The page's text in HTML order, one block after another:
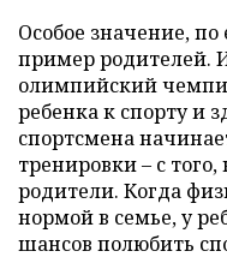
Особое значение,
пример родителей.
олимпийский
ребенка к спорту и
спортсмена
тренировки – с
родители. Когда
нормой в семье, у
шансов полюбить